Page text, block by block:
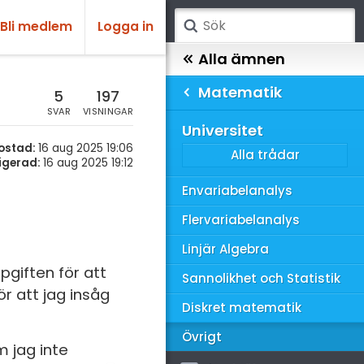
Bli medlem Logga in
5
SVAR
197
VISNINGAR
16 aug 2025 19:06
16 aug 2025 19:12
för att
att jag insåg
jag inte
Alla ämnen
Alla trådar
7
2
3
Matematik
Universitet
Alla trådar
Envariabelanalys
Flervariabelanalys
Linjär Algebra
Sannolikhet och Statistik
Diskret matematik
Övrigt